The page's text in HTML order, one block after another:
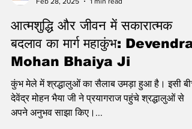
statetodaytv
Feb 28, 2025
1 min read
आत्मशुद्धि और जीवन में सकारात्मक
बदलाव का मार्ग महाकुंभ: Devendra
Mohan Bhaiya Ji